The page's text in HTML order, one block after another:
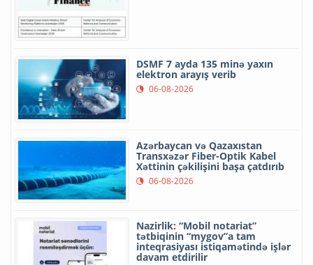
DSMF 7 ayda 135 minə yaxın
elektron arayış verib
06-08-2026
Azərbaycan və Qazaxıstan
Transxəzər Fiber-Optik Kabel
Xəttinin çəkilişini başa çatdırıb
06-08-2026
Nazirlik: “Mobil notariat”
tətbiqinin “mygov”a tam
inteqrasiyası istiqamətində işlər
davam etdirilir